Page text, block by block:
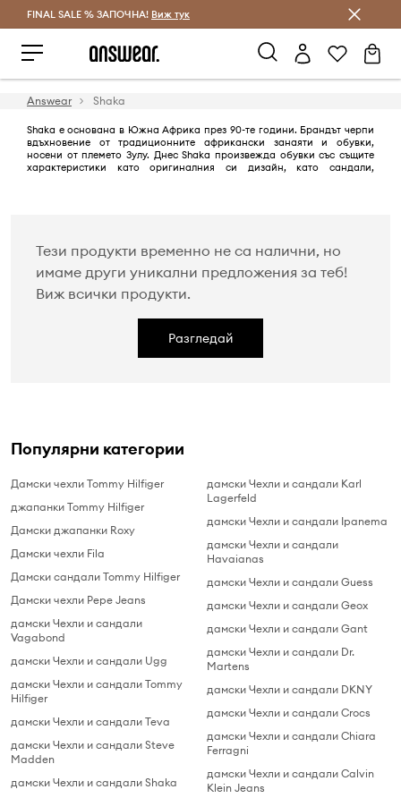
Спестявай с Answear Club
FINAL SALE % ЗАПОЧНА! Виж тук
Answear Shaka
Shaka е основана в Южна Африка през 90-те години. Брандът черпи
вдъхновение от традиционните африкански занаяти и обувки,
носени от племето Зулу. Днес Shaka произвежда обувки със същите
характеристики като оригиналния си дизайн, като сандали,
Тези продукти временно не са налични, но
имаме други уникални предложения за теб!
Виж всички продукти.
Разгледай
Популярни категории
Дамски чехли Tommy Hilfiger
джапанки Tommy Hilfiger
Дамски джапанки Roxy
Дамски чехли Fila
Дамски сандали Tommy Hilfiger
Дамски чехли Pepe Jeans
дамски Чехли и сандали
Vagabond
дамски Чехли и сандали Ugg
дамски Чехли и сандали Tommy
Hilfiger
дамски Чехли и сандали Teva
дамски Чехли и сандали Steve
Madden
дамски Чехли и сандали Shaka
дамски Чехли и сандали Karl
Lagerfeld
дамски Чехли и сандали Ipanema
дамски Чехли и сандали
Havaianas
дамски Чехли и сандали Guess
дамски Чехли и сандали Geox
дамски Чехли и сандали Gant
дамски Чехли и сандали Dr.
Martens
дамски Чехли и сандали DKNY
дамски Чехли и сандали Crocs
дамски Чехли и сандали Chiara
Ferragni
дамски Чехли и сандали Calvin
Klein Jeans